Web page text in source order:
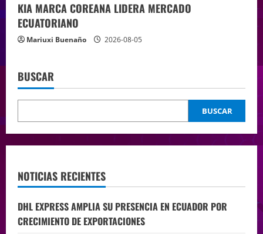
KIA MARCA COREANA LIDERA MERCADO
ECUATORIANO
Mariuxi Buenaño 2026-08-05
BUSCAR
BUSCAR
NOTICIAS RECIENTES
DHL EXPRESS AMPLIA SU PRESENCIA EN ECUADOR POR
CRECIMIENTO DE EXPORTACIONES